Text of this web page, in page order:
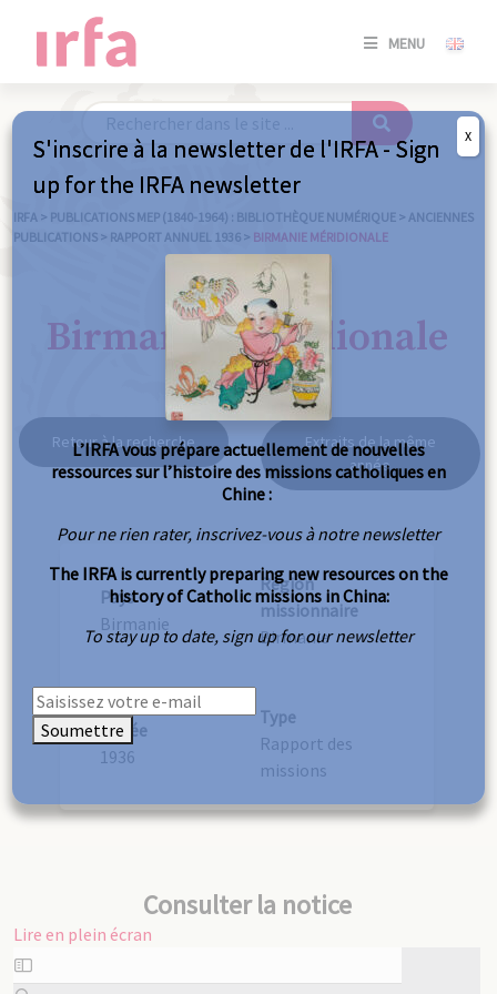
MENU
SE
/
IRFA > PUBLICATIONS MEP (1840-1964) : BIBLIOTHÈQUE NUMÉRIQUE > ANCIENNES
PUBLICATIONS > RAPPORT ANNUEL 1936 > BIRMANIE MÉRIDIONALE
Birmanie méridionale
Retour à la recherche
Extraits de la même
année
Pays
Birmanie
Région
missionnaire
Birmanie
Année
1936
Type
Rapport des
missions
Consulter la notice
Lire en plein écran
Aller
au
S'inscrire à la newsletter de l'IRFA - Sign
up for the IRFA newsletter
L’IRFA vous prépare actuellement de nouvelles
ressources sur l’histoire des missions catholiques en
Chine :
Pour ne rien rater, inscrivez-vous à notre newsletter
The IRFA is currently preparing new resources on the
history of Catholic missions in China:
To stay up to date, sign up for our newsletter
Soumettre
X